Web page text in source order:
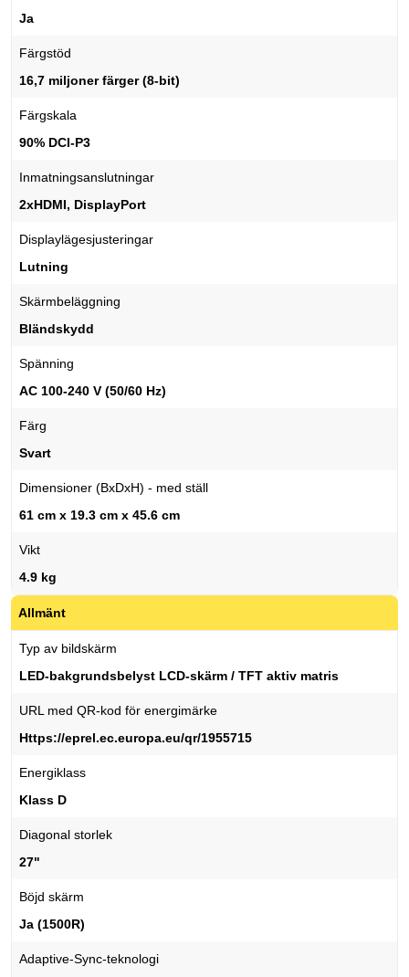
Ja
Färgstöd
16,7 miljoner färger (8-bit)
Färgskala
90% DCI-P3
Inmatningsanslutningar
2xHDMI, DisplayPort
Displaylägesjusteringar
Lutning
Skärmbeläggning
Bländskydd
Spänning
AC 100-240 V (50/60 Hz)
Färg
Svart
Dimensioner (BxDxH) - med ställ
61 cm x 19.3 cm x 45.6 cm
Vikt
4.9 kg
Allmänt
Typ av bildskärm
LED-bakgrundsbelyst LCD-skärm / TFT aktiv matris
URL med QR-kod för energimärke
Https://eprel.ec.europa.eu/qr/1955715
Energiklass
Klass D
Diagonal storlek
27"
Böjd skärm
Ja (1500R)
Adaptive-Sync-teknologi